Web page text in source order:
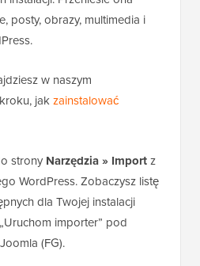
posty, obrazy, multimedia i
w naszym
jakzainstalować
strony Narzędzia » Importz
WordPress. Zobaczysz listę
dla Twojej instalacji
importer” pod
(FG).